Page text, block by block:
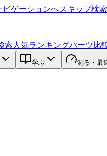
ビゲーションへスキップ検
索 人気ランキングパーツ比
学ぶ 測る・最